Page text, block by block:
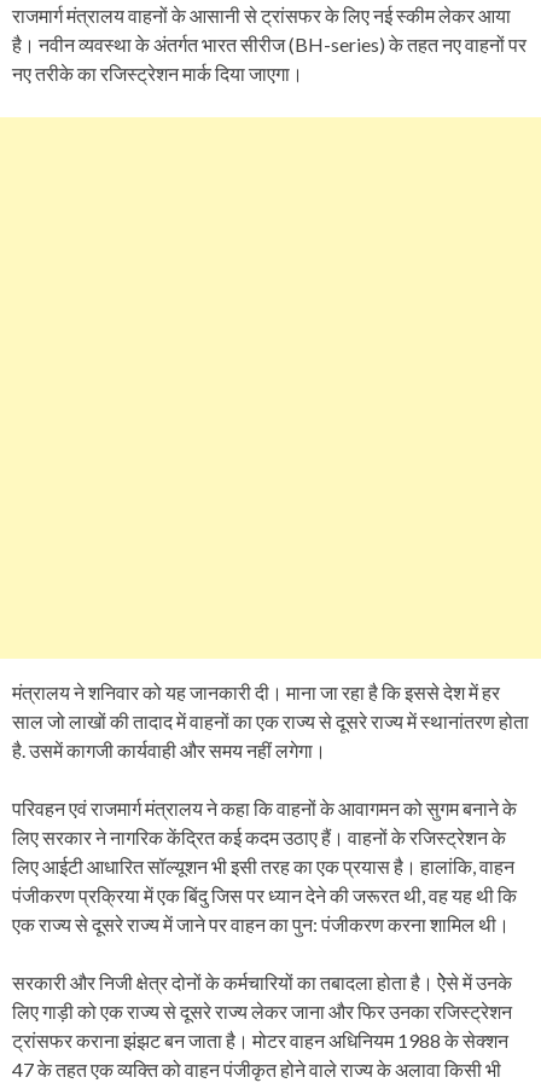
राजमार्ग मंत्रालय वाहनों के आसानी से ट्रांसफर के लिए नई स्कीम लेकर आया
है। नवीन व्यवस्था के अंतर्गत भारत सीरीज (BH-series) के तहत नए वाहनों पर
नए तरीके का रजिस्ट्रेशन मार्क दिया जाएगा।
मंत्रालय ने शनिवार को यह जानकारी दी। माना जा रहा है कि इससे देश में हर
साल जो लाखों की तादाद में वाहनों का एक राज्य से दूसरे राज्य में स्थानांतरण होता
है. उसमें कागजी कार्यवाही और समय नहीं लगेगा।
परिवहन एवं राजमार्ग मंत्रालय ने कहा कि वाहनों के आवागमन को सुगम बनाने के
लिए सरकार ने नागरिक केंद्रित कई कदम उठाए हैं। वाहनों के रजिस्ट्रेशन के
लिए आईटी आधारित सॉल्यूशन भी इसी तरह का एक प्रयास है। हालांकि, वाहन
पंजीकरण प्रक्रिया में एक बिंदु जिस पर ध्यान देने की जरूरत थी, वह यह थी कि
एक राज्य से दूसरे राज्य में जाने पर वाहन का पुन: पंजीकरण करना शामिल थी।
सरकारी और निजी क्षेत्र दोनों के कर्मचारियों का तबादला होता है। ऐेसे में उनके
लिए गाड़ी को एक राज्य से दूसरे राज्य लेकर जाना और फिर उनका रजिस्ट्रेशन
ट्रांसफर कराना झंझट बन जाता है। मोटर वाहन अधिनियम 1988 के सेक्शन
47 के तहत एक व्यक्ति को वाहन पंजीकृत होने वाले राज्य के अलावा किसी भी